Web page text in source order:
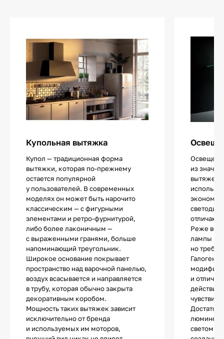
Купольная вытяжка
Купол — традиционная форма
вытяжки, которая по-прежнему
остается популярной
у пользователей. В современных
моделях он может быть нарочито
классическим — с фигурными
элементами и ретро-фурнитурой,
либо более лаконичным —
с выраженными гранями, больше
напоминающий треугольник.
Широкое основание покрывает
пространство над варочной панелью,
воздух всасывается и направляется
в трубу, которая обычно закрыта
декоративным коробом.
Мощность таких вытяжек зависит
исключительно от бренда
и используемых им моторов,
из
вытяжек.
Реже
лампы
но
и
светом и